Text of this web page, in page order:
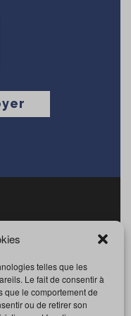
telles que les
Le fait de consentir à
que le comportement de
ou de retirer son